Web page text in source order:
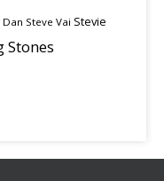
Dan Steve Vai Stevie
Stones